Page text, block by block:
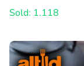
Sold: 1.118